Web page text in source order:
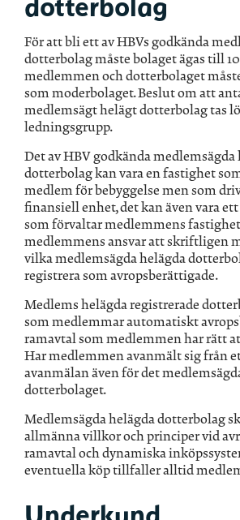
För att bli ett av HBVs godkända
dotterbolag måste bolaget ägas till
medlemmen och dotterbolaget
som moderbolaget. Beslut om att
medlemsägt helägt dotterbolag tas
ledningsgrupp.
Det av HBV godkända medlemsägda
dotterbolag kan vara en fastighet
medlem för bebyggelse men som
finansiell enhet, det kan även vara
som förvaltar medlemmens
medlemmens ansvar att skriftligen
vilka medlemsägda helägda
registrera som avropsberättigade.
Medlems helägda registrerade
som medlemmar automatiskt
ramavtal som medlemmen har rätt
Har medlemmen avanmält sig från
avanmälan även för det
dotterbolaget.
Medlemsägda helägda dotterbolag
allmänna villkor och principer vid
ramavtal och dynamiska
eventuella köp tillfaller alltid